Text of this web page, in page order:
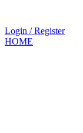
Login / Register
HOME